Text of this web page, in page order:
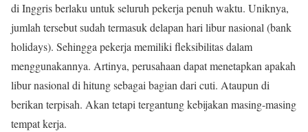
di Inggris berlaku untuk seluruh pekerja penuh waktu. Uniknya,
jumlah tersebut sudah termasuk delapan hari libur nasional (bank
holidays). Sehingga pekerja memiliki fleksibilitas dalam
menggunakannya. Artinya, perusahaan dapat menetapkan apakah
libur nasional di hitung sebagai bagian dari cuti. Ataupun di
berikan terpisah. Akan tetapi tergantung kebijakan masing-masing
tempat kerja.